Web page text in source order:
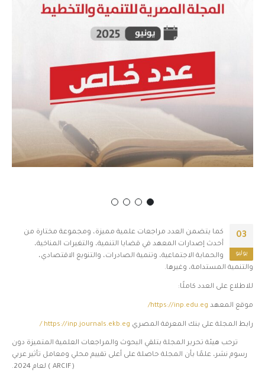
03
يوليو
كما يتضمن العدد مراجعات علمية مميزة، ومجموعة مختارة من
أحدث إصدارات المعهد في قضايا التنمية، والتغيرات المناخية،
والحماية الاجتماعية، وتنمية الصادرات، والتنويع الاقتصادي،
والتنمية المستدامة، وغيرها.
للاطلاع على العدد كاملًا:
موقع المعهد
رابط المجلة على بنك المعرفة المصري https://inp.journals.ekb.eg /
ترحب هيئة تحرير المجلة بتلقي البحوث والمراجعات العلمية المتميزة دون
رسوم نشر، علمًا بأن المجلة حاصلة على أعلى تقييم محلي ومعامل تأثير عربي
(ARCIF ) لعام 2024.